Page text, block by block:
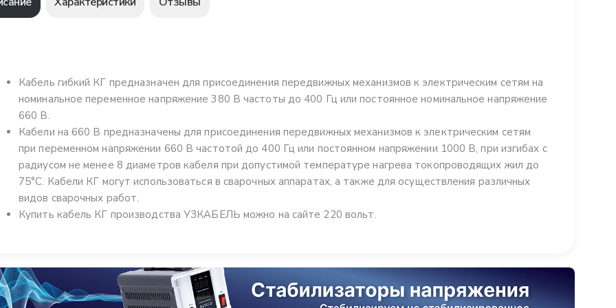
Кабель гибкий КГ предназначен для присоединения передвижных механизмов к электрическим сетям на
номинальное переменное напряжение 380 В частоты до 400 Гц или постоянное номинальное напряжение
660 В.
Кабели на 660 В предназначены для присоединения передвижных механизмов к электрическим сетям
при переменном напряжении 660 В частотой до 400 Гц или постоянном напряжении 1000 В, при изгибах с
радиусом не менее 8 диаметров кабеля при допустимой температуре нагрева токопроводящих жил до
75°С. Кабели КГ могут использоваться в сварочных аппаратах, а также для осуществления различных
видов сварочных работ.
Купить кабель КГ производства УЗКАБЕЛЬ можно на сайте 220 вольт.